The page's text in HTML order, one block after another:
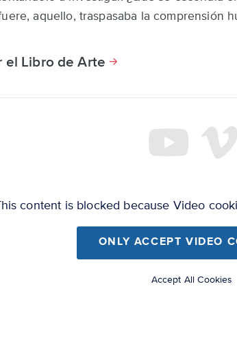
aquello, traspasaba la comprensión
el Libro de Arte
content is blocked because Video
ONLY ACCEPT VIDEO
Accept All Cookies